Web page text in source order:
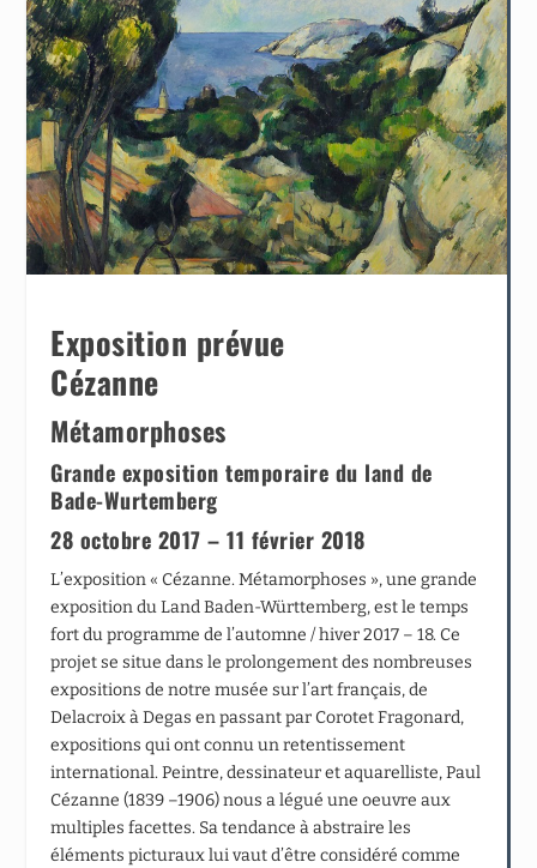
Exposition prévue
Cézanne
Métamorphoses
Grande exposition temporaire du land de
Bade-Wurtemberg
28 octobre 2017 – 11 février 2018
L’exposition « Cézanne. Métamorphoses », une grande
exposition du Land Baden-Württemberg, est le temps
fort du programme de l’automne / hiver 2017 – 18. Ce
projet se situe dans le prolongement des nombreuses
expositions de notre musée sur l’art français, de
Delacroix à Degas en passant par Corotet Fragonard,
expositions qui ont connu un retentissement
international. Peintre, dessinateur et aquarelliste, Paul
Cézanne (1839 –1906) nous a légué une oeuvre aux
multiples facettes. Sa tendance à abstraire les
éléments picturaux lui vaut d’être considéré comme